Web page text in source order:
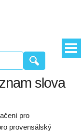
slova
pro
provensálský